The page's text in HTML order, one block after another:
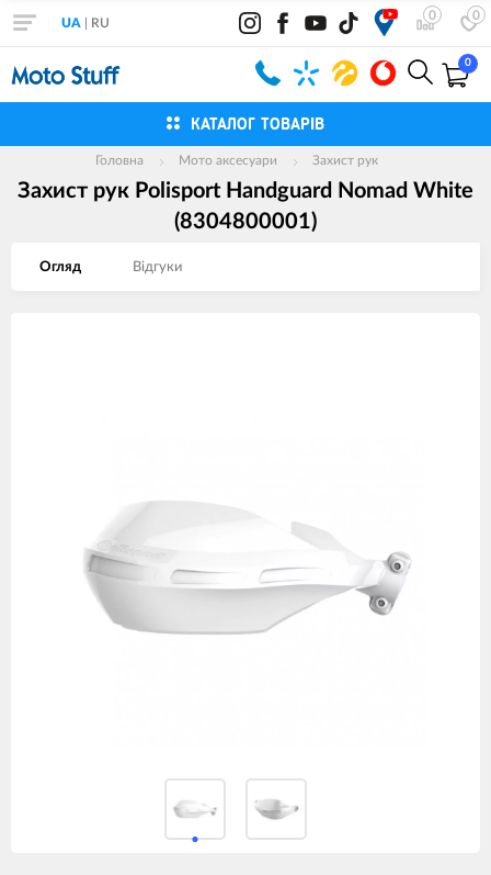
0 0
UA RU
0
КАТАЛОГ ТОВАРІВ
Головна Мото аксесуари Захист рук
Захист рук Polisport Handguard Nomad White
(8304800001)
Огляд Вiдгуки